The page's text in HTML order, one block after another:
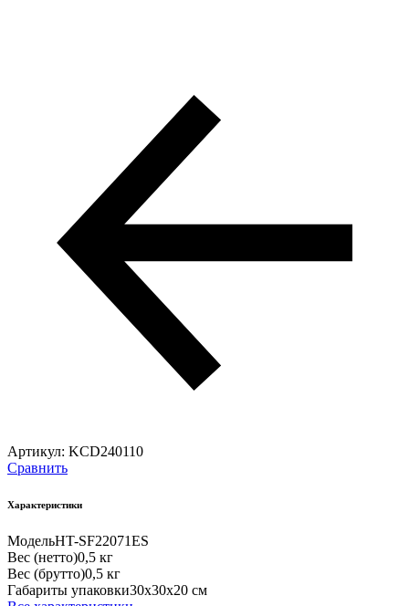
Артикул: KCD240110
Сравнить
Характеристики
МодельHT-SF22071ES
Вес (нетто)0,5 кг
Вес (брутто)0,5 кг
Габариты упаковки30х30х20 см